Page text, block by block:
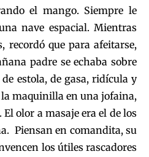
el mango. Siempre le
nave espacial. Mientras
recordó que para afeitarse,
padre se echaba sobre
estola, de gasa, ridícula y
maquinilla en una jofaina,
olor a masaje era el de los
Piensan en comandita, su
los útiles rascadores